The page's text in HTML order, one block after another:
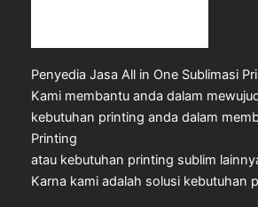
Penyedia Jasa All in One Sublimasi
Kami membantu anda dalam
kebutuhan printing anda dalam
Printing
atau kebutuhan printing sublim
Karna kami adalah solusi kebutuhan